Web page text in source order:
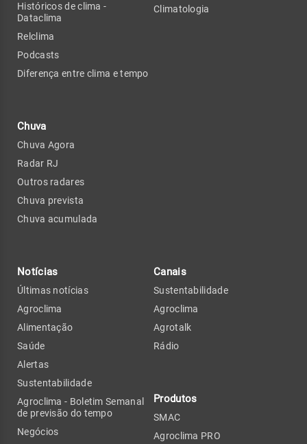
Históricos de clima -
Dataclima
Relclima
Podcasts
Diferença entre clima e tempo
Chuva
Chuva Agora
Radar RJ
Outros radares
Chuva prevista
Chuva acumulada
Climatologia
Notícias
Últimas notícias
Agroclima
Alimentação
Saúde
Alertas
Sustentabilidade
Agroclima - Boletim Semanal
de previsão do tempo
Negócios
Canais
Sustentabilidade
Agroclima
Agrotalk
Rádio
Produtos
SMAC
Agroclima PRO